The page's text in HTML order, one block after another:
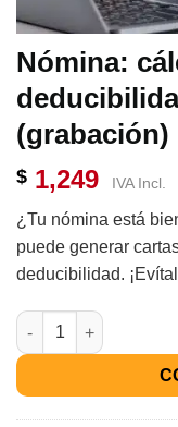
Nómina:
(grabación)
$ 1,249 IVA Incl.
¿Tu nómina está
puede generar
deducibilidad.